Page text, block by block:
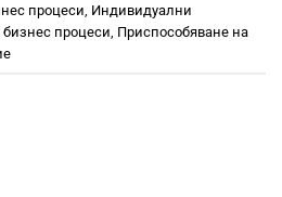
процеси Индивидуални
процеси Приспособяване на